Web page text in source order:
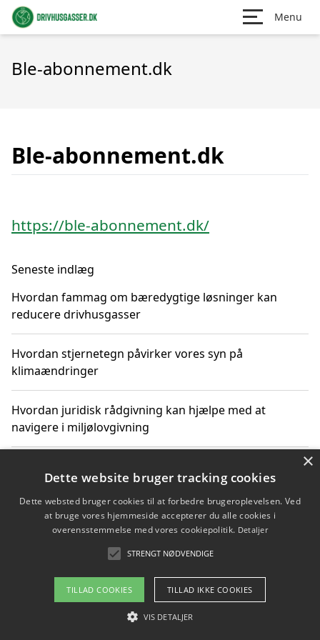
Menu
Ble-abonnement.dk
Ble-abonnement.dk
https://ble-abonnement.dk/
Seneste indlæg
Hvordan fammag om bæredygtige løsninger kan
reducere drivhusgasser
Hvordan stjernetegn påvirker vores syn på
klimaændringer
Hvordan juridisk rådgivning kan hjælpe med at
navigere i miljølovgivning
Hvordan spil og underholdning online kan inspirere til
bæredygtige valg
Køb produkter i danske webshops for at spare på
transport og nedbringe CO2-udledning
Copyright 2026 - Pilanto Aps
Om / kontakt
×
Dette website bruger tracking cookies
Dette websted bruger cookies til at forbedre brugeroplevelsen. Ved
at bruge vores hjemmeside accepterer du alle cookies i
overensstemmelse med vores cookiepolitik. Detaljer
STRENGT NØDVENDIGE
TILLAD COOKIES TILLAD IKKE COOKIES
VIS DETALJER